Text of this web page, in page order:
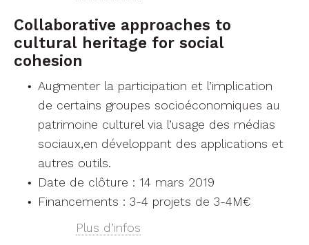
Collaborative approaches to
cultural heritage for social
cohesion
Augmenter la participation et l’implication
de certains groupes socioéconomiques au
patrimoine culturel via l’usage des médias
sociaux,en développant des applications et
autres outils.
Date de clôture : 14 mars 2019
Financements : 3-4 projets de 3-4M€
Plus d’infos